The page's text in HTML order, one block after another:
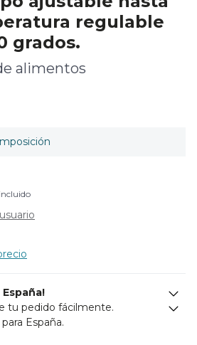
regulable
grados.
alimentos
España!
tu pedido fácilmente.
España.